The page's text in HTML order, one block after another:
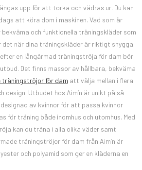
upp för att torka och vädras ur. Du kan
att köra dom i maskinen. Vad som är
och funktionella träningskläder som
det när dina träningskläder är riktigt snygga.
en långärmad träningströja för dam bör
utbud. Det finns massor av hållbara, bekväma
träningströjor för dam att välja mellan i flera
design. Utbudet hos Aim’n är unikt på så
av kvinnor för att passa kvinnor
för träning både inomhus och utomhus. Med
kan du träna i alla olika väder samt
träningströjor för dam från Aim’n är
och polyamid som ger en kläderna en